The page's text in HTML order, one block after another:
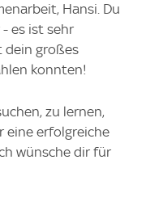
Hansi. Du
es ist sehr
dein großes
konnten!
zu lernen,
eine erfolgreiche
wünsche dir für